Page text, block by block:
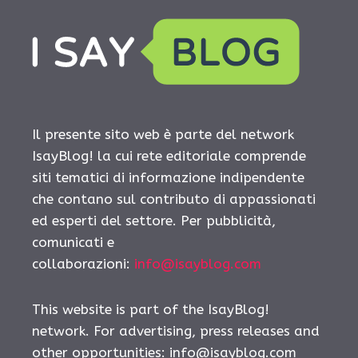
Il presente sito web è parte del network
IsayBlog! la cui rete editoriale comprende
siti tematici di informazione indipendente
che contano sul contributo di appassionati
ed esperti del settore. Per pubblicità,
comunicati e
collaborazioni: info@isayblog.com
This website is part of the IsayBlog!
network. For advertising, press releases and
other opportunities: info@isayblog.com